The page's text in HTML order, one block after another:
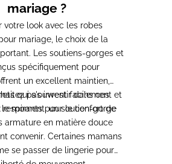
mariage ?
votre look avec les robes
mariage, le choix de la
Les soutiens-gorges et
spécifiquement pour
un excellent maintien
qui s'ouvrent facilement et
respirants pour le confort de
pas investir dans ces
le moment,un soutien-gorge
armature en matière douce
convenir. Certaines mamans
se passer de lingerie pour